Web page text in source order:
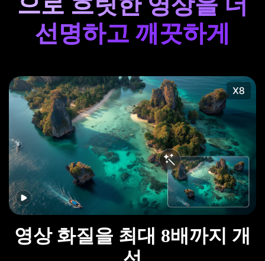
선명하고 깨끗하게
영상 화질을 최대 8배까지 개